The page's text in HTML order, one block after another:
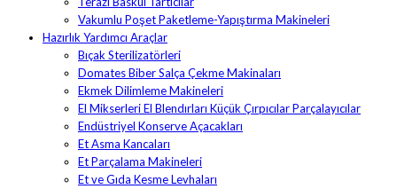
Vakumlu Poşet Paketleme-Yapıştırma Makineleri
Hazırlık Yardımcı Araçlar
Bıçak Sterilizatörleri
Domates Biber Salça Çekme Makinaları
Ekmek Dilimleme Makineleri
El Mikserleri El Blendırları Küçük Çırpıcılar Parçalayıcılar
Endüstriyel Konserve Açacakları
Et Asma Kancaları
Et Parçalama Makineleri
Et ve Gıda Kesme Levhaları